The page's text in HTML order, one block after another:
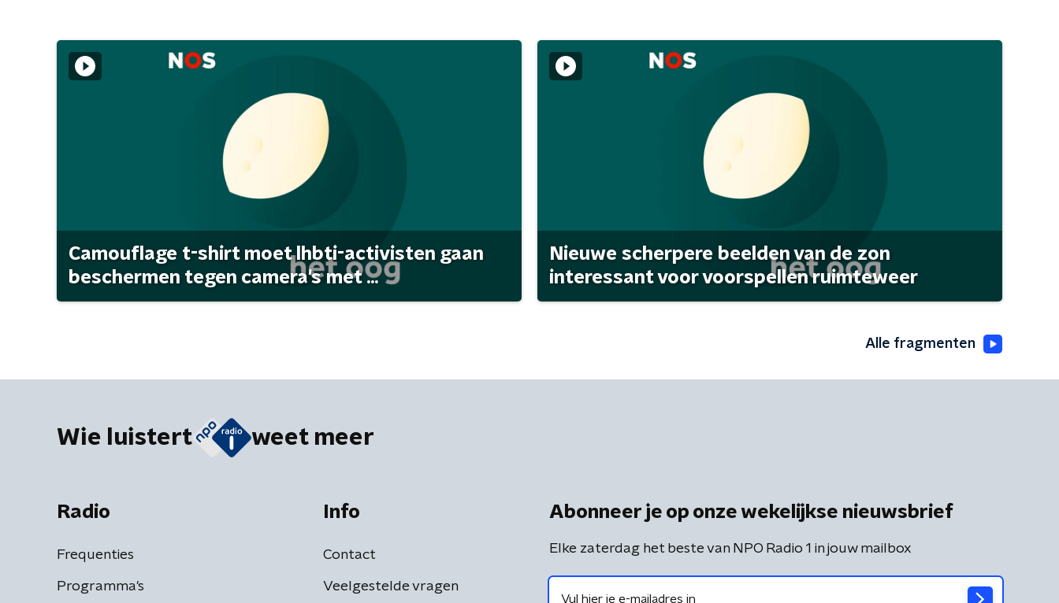
Camouflage t-shirt moet lhbti-activisten gaan
beschermen tegen camera's met ...
Nieuwe scherpere beelden van de zon
interessant voor voorspellen ruimteweer
Alle fragmenten
Wie luistert weet meer
Radio
Frequenties
Programma's
Info
Contact
Veelgestelde vragen
Abonneer je op onze wekelijkse nieuwsbrief
Elke zaterdag het beste van NPO Radio 1 in jouw mailbox